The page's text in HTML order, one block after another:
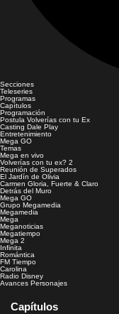
Secciones
Teleseries
Programas
Capítulos
Programación
Postula Volverías con tu Ex
Casting Dale Play
Entretenimiento
Mega GO
Temas
Mega en vivo
Volverías con tu ex? 2
Reunión de Superados
El Jardín de Olivia
Carmen Gloria, Fuerte & Claro
Detrás del Muro
Mega GO
Grupo Megamedia
Megamedia
Mega
Meganoticias
Megatiempo
Mega 2
Infinita
Romántica
FM Tiempo
Carolina
Radio Disney
Avances Personajes
Capítulos